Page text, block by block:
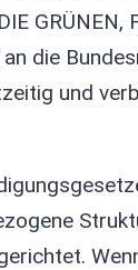
GRÜNEN,
die
und